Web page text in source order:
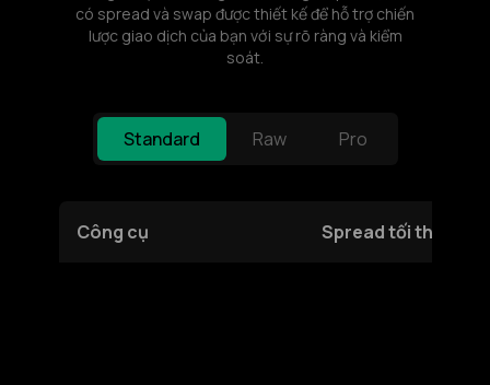
có spread và swap được thiết kế để hỗ trợ chiến
lược giao dịch của bạn với sự rõ ràng và kiểm
soát.
Standard Raw Pro
Công cụ Spread tối thiểu